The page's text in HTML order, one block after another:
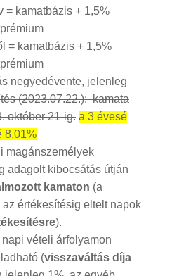
= kamatbázis + 1,5%
= kamatbázis + 1,5%
negyedévente, jelenleg
(2023.07.22.): kamata
október 21-ig. a 3 évesé
8,01%
magánszemélyek
adagolt kibocsátás útján
kamaton (a
értékesítésig eltelt napok
).
vételi árfolyamon
(visszaváltás díja